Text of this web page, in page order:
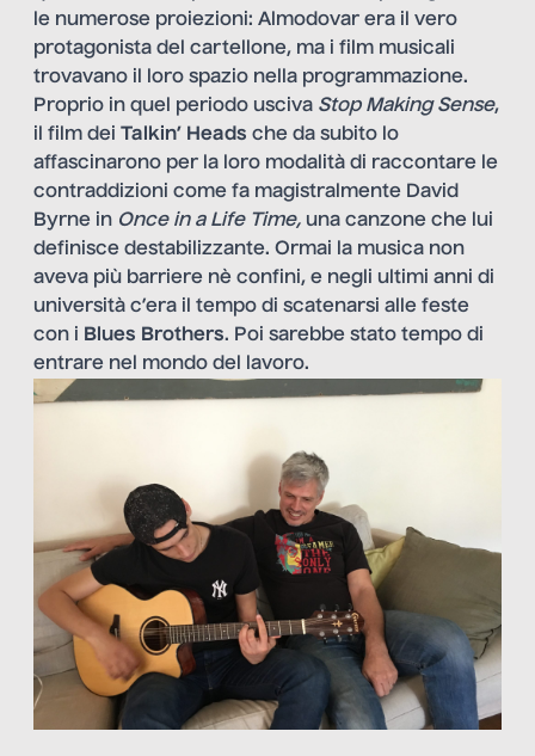
le numerose proiezioni: Almodovar era il vero
protagonista del cartellone, ma i film musicali
trovavano il loro spazio nella programmazione.
Proprio in quel periodo usciva Stop Making Sense,
il film dei Talkin’ Heads che da subito lo
affascinarono per la loro modalità di raccontare le
contraddizioni come fa magistralmente David
Byrne in Once in a Life Time, una canzone che lui
definisce destabilizzante. Ormai la musica non
aveva più barriere nè confini, e negli ultimi anni di
università c’era il tempo di scatenarsi alle feste
con i Blues Brothers. Poi sarebbe stato tempo di
entrare nel mondo del lavoro.